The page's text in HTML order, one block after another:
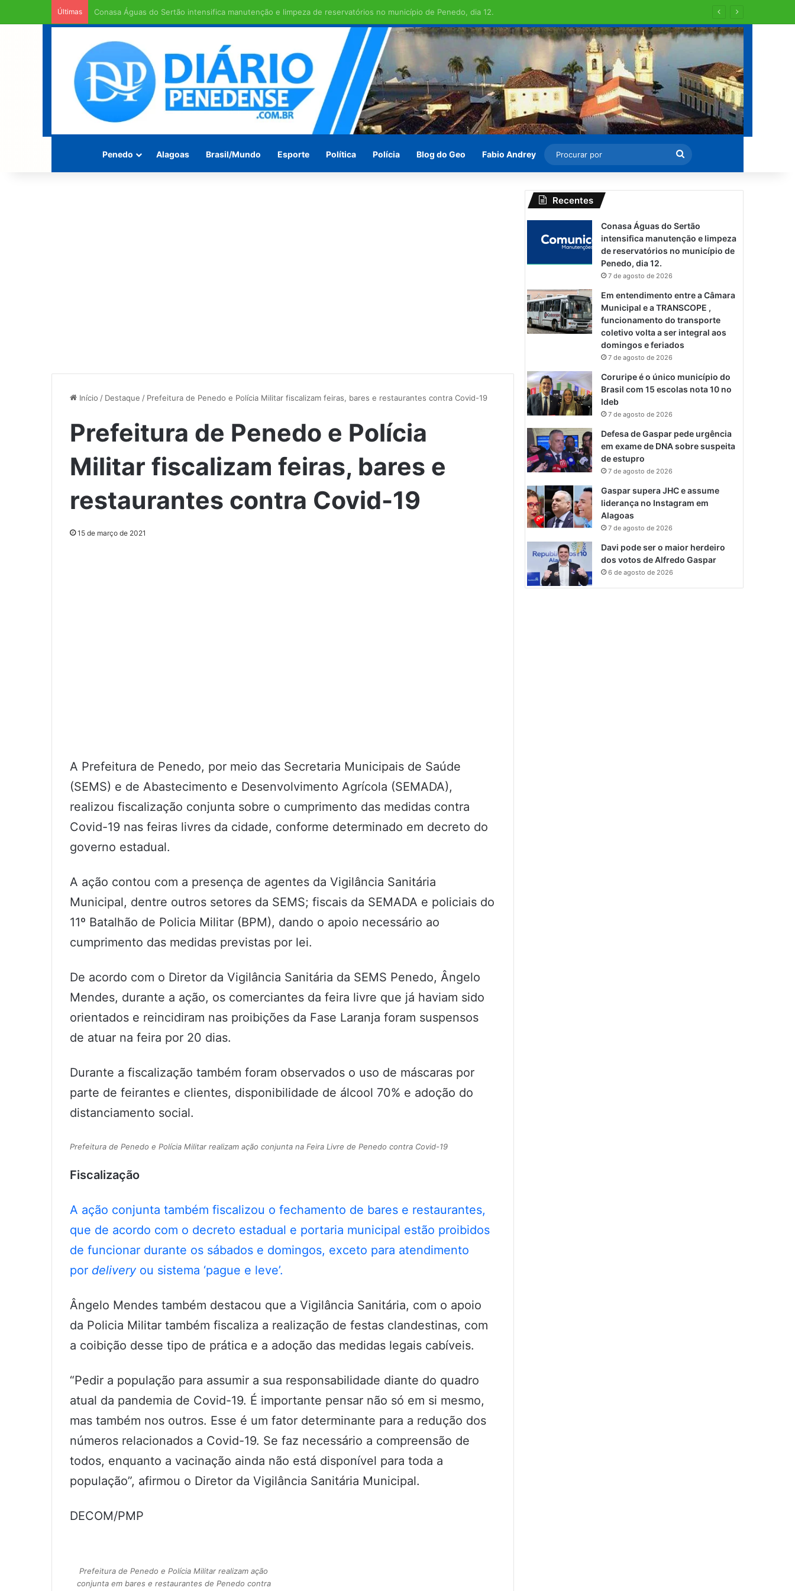
Últimas Em entendimento entre a Câmara Municipal e a TRANSCOPE , funcionamento do transporte coletivo volta a ser integral aos domingos e feriados
Penedo Alagoas Brasil/Mundo Esporte Política Polícia Blog do Geo Fabio Andrey
Procurar
por
Início / Destaque / Prefeitura de Penedo e Polícia Militar fiscalizam feiras, bares e restaurantes contra Covid-19
Prefeitura de Penedo e Polícia
Militar fiscalizam feiras, bares e
restaurantes contra Covid-19
15 de março de 2021
A Prefeitura de Penedo, por meio das Secretaria Municipais de Saúde
(SEMS) e de Abastecimento e Desenvolvimento Agrícola (SEMADA),
realizou fiscalização conjunta sobre o cumprimento das medidas contra
Covid-19 nas feiras livres da cidade, conforme determinado em decreto do
governo estadual.
A ação contou com a presença de agentes da Vigilância Sanitária
Municipal, dentre outros setores da SEMS; fiscais da SEMADA e policiais do
11º Batalhão de Policia Militar (BPM), dando o apoio necessário ao
cumprimento das medidas previstas por lei.
De acordo com o Diretor da Vigilância Sanitária da SEMS Penedo, Ângelo
Mendes, durante a ação, os comerciantes da feira livre que já haviam sido
orientados e reincidiram nas proibições da Fase Laranja foram suspensos
de atuar na feira por 20 dias.
Durante a fiscalização também foram observados o uso de máscaras por
parte de feirantes e clientes, disponibilidade de álcool 70% e adoção do
distanciamento social.
Prefeitura de Penedo e Polícia Militar realizam ação conjunta na Feira Livre de Penedo contra Covid-19
Fiscalização
A ação conjunta também fiscalizou o fechamento de bares e restaurantes,
que de acordo com o decreto estadual e portaria municipal estão proibidos
de funcionar durante os sábados e domingos, exceto para atendimento
por deliveryou sistema ‘pague e leve’.
Ângelo Mendes também destacou que a Vigilância Sanitária, com o apoio
da Policia Militar também fiscaliza a realização de festas clandestinas, com
a coibição desse tipo de prática e a adoção das medidas legais cabíveis.
“Pedir a população para assumir a sua responsabilidade diante do quadro
atual da pandemia de Covid-19. É importante pensar não só em si mesmo,
mas também nos outros. Esse é um fator determinante para a redução dos
números relacionados a Covid-19. Se faz necessário a compreensão de
todos, enquanto a vacinação ainda não está disponível para toda a
população”, afirmou o Diretor da Vigilância Sanitária Municipal.
DECOM/PMP
Prefeitura de Penedo e Polícia Militar realizam ação
conjunta em bares e restaurantes de Penedo contra
Recentes
Conasa Águas do Sertão
intensifica manutenção e limpeza
de reservatórios no município de
Penedo, dia 12.
7 de agosto de 2026
Em entendimento entre a Câmara
Municipal e a TRANSCOPE ,
funcionamento do transporte
coletivo volta a ser integral aos
domingos e feriados
7 de agosto de 2026
Coruripe é o único município do
Brasil com 15 escolas nota 10 no
Ideb
7 de agosto de 2026
Defesa de Gaspar pede urgência
em exame de DNA sobre suspeita
de estupro
7 de agosto de 2026
Gaspar supera JHC e assume
liderança no Instagram em
Alagoas
7 de agosto de 2026
Davi pode ser o maior herdeiro
dos votos de Alfredo Gaspar
6 de agosto de 2026